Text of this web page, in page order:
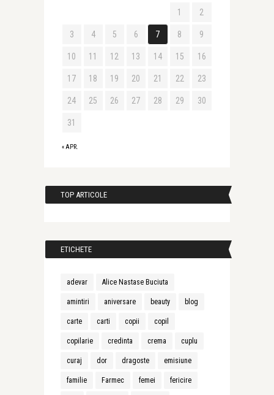
« APR.
1 2
3 4 5 6 7 8 9
10 11 12 13 14 15 16
17 18 19 20 21 22 23
24 25 26 27 28 29 30
31
TOP ARTICOLE
ETICHETE
adevar Alice Nastase Buciuta
amintiri aniversare beauty blog
carte carti copii copil
copilarie credinta crema cuplu
curaj dor dragoste emisiune
familie Farmec femei fericire